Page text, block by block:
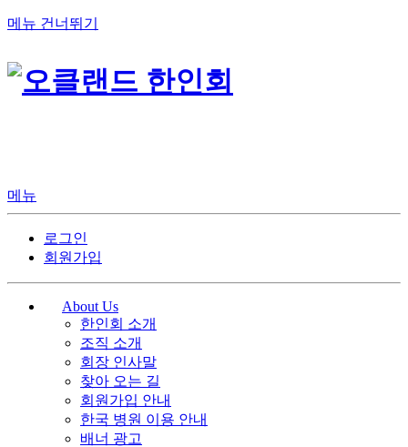
메뉴 건너뛰기
메뉴
로그인
회원가입
About Us
한인회 소개
조직 소개
회장 인사말
찾아 오는 길
회원가입 안내
한국 병원 이용 안내
배너 광고